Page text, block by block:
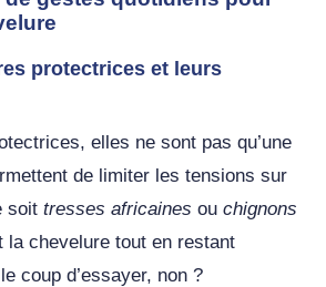
protectrices et leurs
elles ne sont pas qu’une
de limiter les tensions sur
soit tresses africaines ou chignons
la chevelure tout en restant
coup d’essayer, non ?